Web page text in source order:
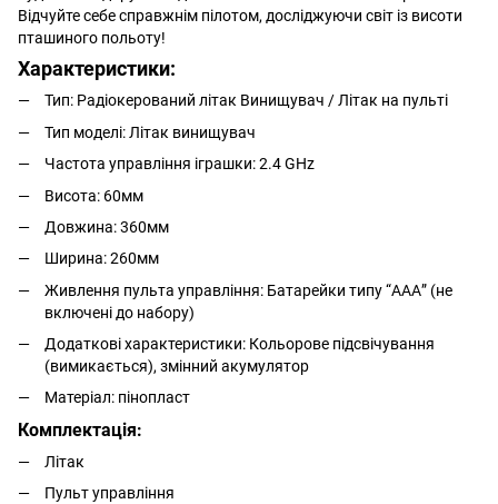
Відчуйте себе справжнім пілотом, досліджуючи світ із висоти
пташиного польоту!
Характеристики:
Тип: Радіокерований літак Винищувач / Літак на пульті
Тип моделі: Літак винищувач
Частота управління іграшки: 2.4 GHz
Висота: 60мм
Довжина: 360мм
Ширина: 260мм
Живлення пульта управління: Батарейки типу “ААА” (не
включені до набору)
Додаткові характеристики: Кольорове підсвічування
(вимикається), змінний акумулятор
Матеріал: пінопласт
Комплектація:
Літак
Пульт управління